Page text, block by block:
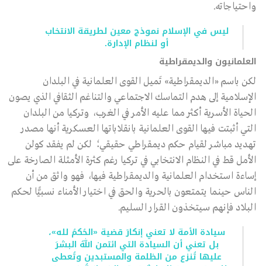
واحتياجاته.
ليس في الإسلام نموذج معين لطريقة الانتخاب
أو لنظام الإدارة.
العلمانيون والديمقراطية
لكن باسم «الديمقراطية» تَميل القوى العلمانية في البلدان
الإسلامية إلى هدم التماسك الاجتماعي والتناغم الثقافي الذي يصون
الحياة الأسرية أكثر مما عليه الأمر في الغرب، وتركيا من البلدان
التي أثبتت فيها القوى العلمانية بانقلاباتها العسكرية أنها مصدر
تهديد مباشر لقيام حكم ديمقراطي حقيقي؛ لكن لم يفقد كولن
الأمل قط في النظام الانتخابي في تركيا رغم كثرة الأمثلة الصارخة على
إساءة استخدام العلمانية والديمقراطية فيها، فهو واثق من أن
الناس حينما يتمتعون بالحرية والحق في اختيار الأمناء نسبيًّا لحكم
البلاد فإنهم سيتخذون القرار السليم.
سيادة الأمة لا تعني إنكارَ قضية «الحُكمُ لله»،
بل تعني أن السيادة التي ائتمن اللهُ البشرَ
عليها تُنزع من الظلمة والمستبدين وتُعطى